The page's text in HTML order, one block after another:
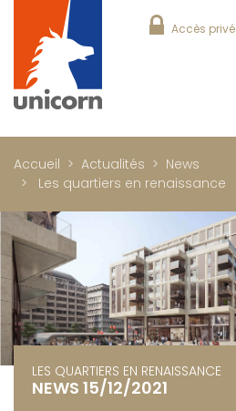
Accès privé
Accueil Actualités
News
Les quartiers en renaissance
LES QUARTIERS EN RENAISSANCE
NEWS 15/12/2021